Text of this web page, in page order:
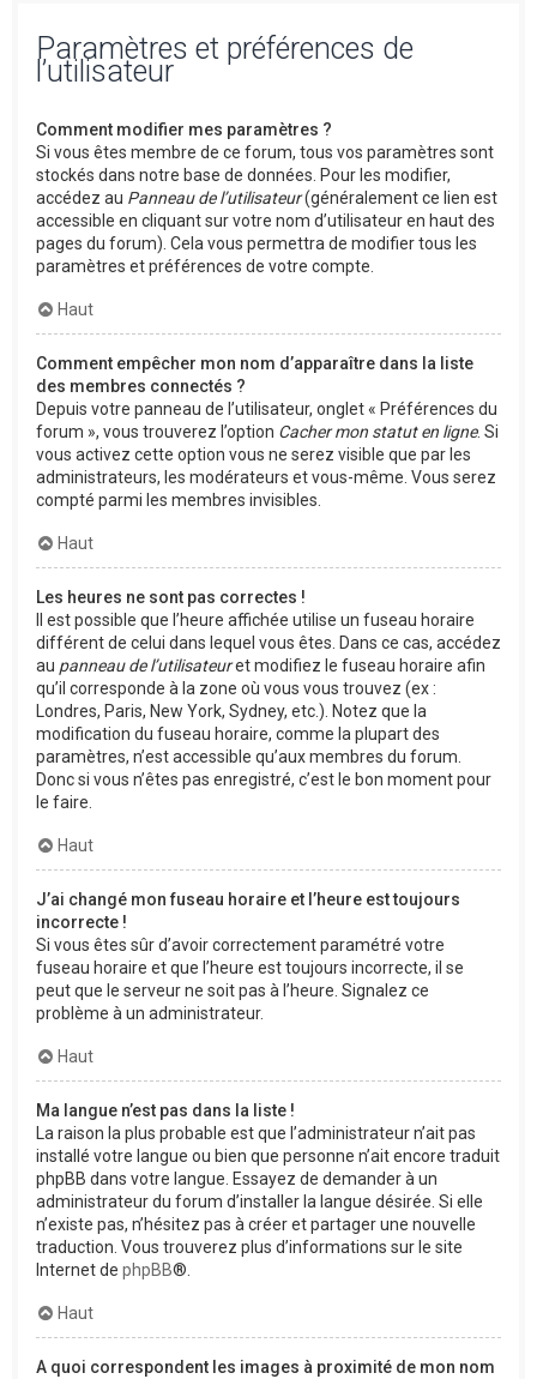
Paramètres et préférences de
l’utilisateur
Comment modifier mes paramètres ?
Si vous êtes membre de ce forum, tous vos paramètres sont
stockés dans notre base de données. Pour les modifier,
accédez au Panneau de l’utilisateur(généralement ce lien est
accessible en cliquant sur votre nom d’utilisateur en haut des
pages du forum). Cela vous permettra de modifier tous les
paramètres et préférences de votre compte.
Haut
Comment empêcher mon nom d’apparaître dans la liste
des membres connectés ?
Depuis votre panneau de l’utilisateur, onglet « Préférences du
forum », vous trouverez l’option Cacher mon statut en ligne. Si
vous activez cette option vous ne serez visible que par les
administrateurs, les modérateurs et vous-même. Vous serez
compté parmi les membres invisibles.
Haut
Les heures ne sont pas correctes !
Il est possible que l’heure affichée utilise un fuseau horaire
différent de celui dans lequel vous êtes. Dans ce cas, accédez
au panneau de l’utilisateuret modifiez le fuseau horaire afin
qu’il corresponde à la zone où vous vous trouvez (ex :
Londres, Paris, New York, Sydney, etc.). Notez que la
modification du fuseau horaire, comme la plupart des
paramètres, n’est accessible qu’aux membres du forum.
Donc si vous n’êtes pas enregistré, c’est le bon moment pour
le faire.
Haut
J’ai changé mon fuseau horaire et l’heure est toujours
incorrecte !
Si vous êtes sûr d’avoir correctement paramétré votre
fuseau horaire et que l’heure est toujours incorrecte, il se
peut que le serveur ne soit pas à l’heure. Signalez ce
problème à un administrateur.
Haut
Ma langue n’est pas dans la liste !
La raison la plus probable est que l’administrateur n’ait pas
installé votre langue ou bien que personne n’ait encore traduit
phpBB dans votre langue. Essayez de demander à un
administrateur du forum d’installer la langue désirée. Si elle
n’existe pas, n’hésitez pas à créer et partager une nouvelle
traduction. Vous trouverez plus d’informations sur le site
Internet de phpBB®.
Haut
A quoi correspondent les images à proximité de mon nom